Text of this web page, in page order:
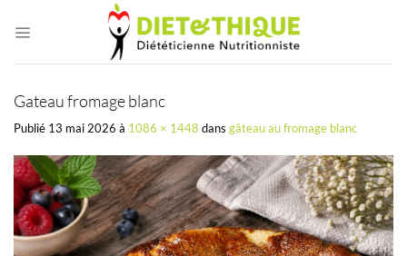
Gateau fromage blanc
Publié 13 mai 2026 à 1086 × 1448 dans gâteau au fromage blanc